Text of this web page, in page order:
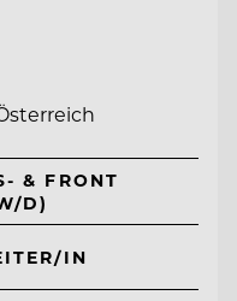
& FRONT
D)
IN